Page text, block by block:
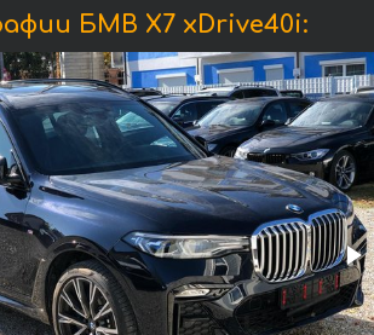
БМВ X7 xDrive40i: